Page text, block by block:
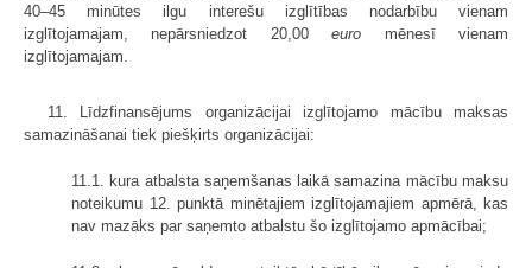
40–45 minūtes ilgu interešu izglītības nodarbību vienam
izglītojamajam, nepārsniedzot 20,00euro mēnesī vienam
izglītojamajam.
11. Līdzfinansējums organizācijai izglītojamo mācību maksas
samazināšanai tiek piešķirts organizācijai:
11.1. kura atbalsta saņemšanas laikā samazina mācību maksu
noteikumu 12. punktā minētajiem izglītojamajiem apmērā, kas
nav mazāks par saņemto atbalstu šo izglītojamo apmācībai;